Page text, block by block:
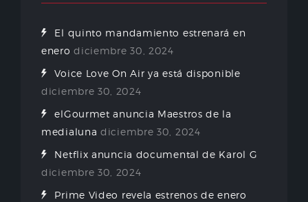
El quinto mandamiento estrenará en
enero diciembre 30, 2024
Voice Love On Air ya está disponible
diciembre 30, 2024
elGourmet anuncia Maestros de la
medialuna diciembre 30, 2024
Netflix anuncia documental de Karol G
diciembre 30, 2024
Prime Video revela estrenos de enero